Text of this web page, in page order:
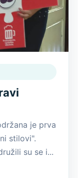
je prva
stilovi".
su se i...